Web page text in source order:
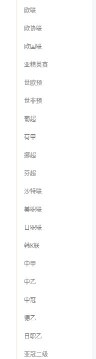
欧联
欧协联
欧国联
亚精英赛
世欧预
世非预
葡超
荷甲
挪超
芬超
沙特联
美职联
日职联
韩K联
中甲
中乙
中冠
德乙
日职乙
亚冠二级